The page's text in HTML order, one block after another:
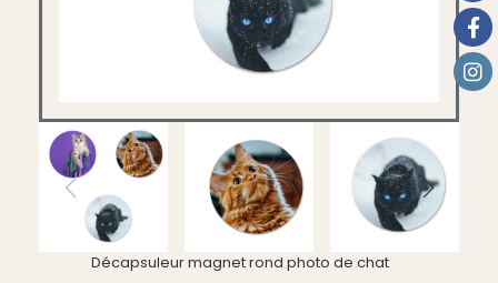
Décapsuleur magnet rond photo de chat